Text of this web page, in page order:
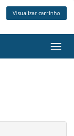
Visualizar carrinho